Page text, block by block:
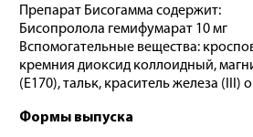
Препарат Бисогамма содержит:
Бисопролола гемифумарат 10 мг
Вспомогательные вещества:
кремния диоксид коллоидный,
(E170), тальк, краситель железа (III)
Формы выпуска